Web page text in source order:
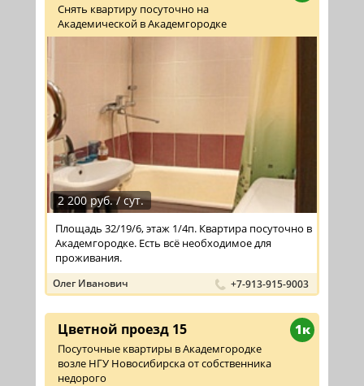
Снять квартиру посуточно на
Академической в Академгородке
2 200 руб. / сут.
Площадь 32/19/6, этаж 1/4п. Квартира посуточно в
Академгородке. Есть всё необходимое для
проживания.
Олег Иванович +7-913-915-9003
1к
Цветной проезд 15
Посуточные квартиры в Академгородке
возле НГУ Новосибирска от собственника
недорого